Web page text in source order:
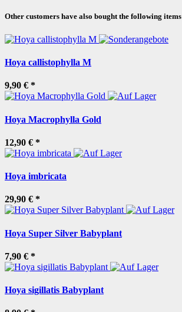
Other customers have also bought the following items
Hoya callistophylla M
9,90 € *
Hoya Macrophylla Gold
12,90 € *
Hoya imbricata
29,90 € *
Hoya Super Silver Babyplant
7,90 € *
Hoya sigillatis Babyplant